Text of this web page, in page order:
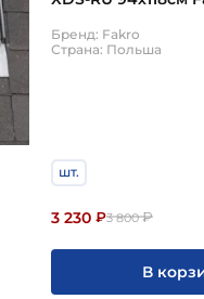
Бренд: Fakro
Страна: Польша
шт.
3 230 ₽3 800₽
В